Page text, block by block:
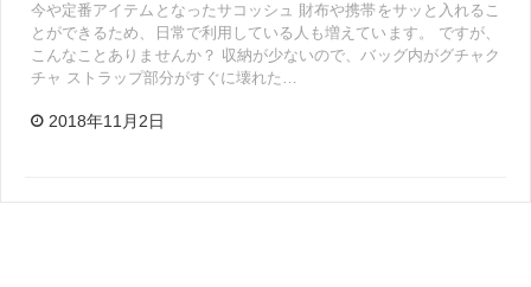
今や定番アイテムとなったサコッシュ 財布や携帯をサッと入れるこ
とができるため、日常で利用している人も増えています。 ですが、
こんなことありませんか？ 収納が少ないので、バッグ内がグチャク
チャ ストラップ部分がすぐに壊れた…
2018年11月2日